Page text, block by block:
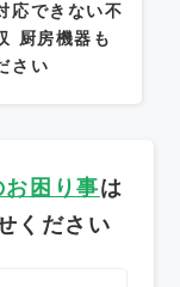
応できない不
厨房機器も
さい
困り事は
ください